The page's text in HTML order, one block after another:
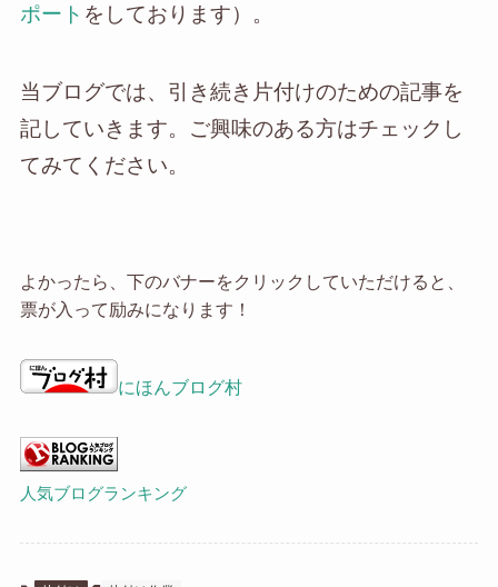
ポート をしております）。
当ブログでは、引き続き片付けのための記事を
記していきます。ご興味のある方はチェックし
てみてください。
よかったら、下のバナーをクリックしていただけると、
票が入って励みになります！
にほんブログ村
人気ブログランキング